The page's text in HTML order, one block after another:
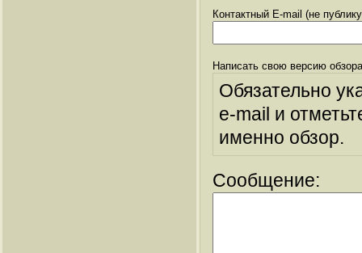
Контактный E-mail (не
Написать свою версию
Обязательно
e-mail и
именно обзор.
Сообщение: